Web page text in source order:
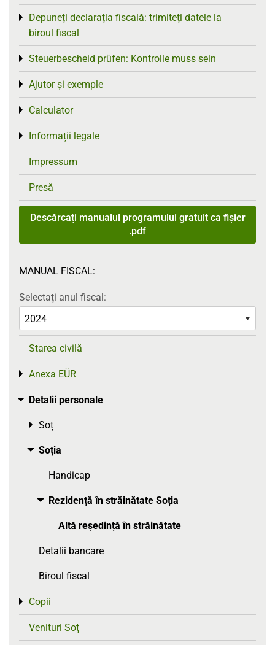
Depuneți declarația fiscală: trimiteți datele la
biroul fiscal
Toggle menu
Steuerbescheid prüfen: Kontrolle muss sein
Toggle menu
Ajutor și exemple
Toggle menu
Calculator
Toggle menu
Informații legale
Toggle menu
Impressum
Presă
Descărcați manualul programului gratuit ca fișier
.pdf
MANUAL FISCAL:
Selectați anul fiscal:
Starea civilă
Anexa EÜR
Toggle menu
Detalii personale
Toggle menu
Soț
Toggle menu
Soția
Toggle menu
Handicap
Rezidență în străinătate Soția
Toggle menu
Altă reședință în străinătate
Detalii bancare
Biroul fiscal
Copii
Toggle menu
Venituri Soț